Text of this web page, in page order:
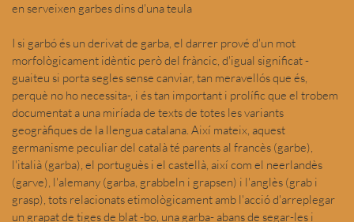
en serveixen garbes dins d'una teula
I si garbó és un derivat de garba, el darrer prové d'un mot
morfològicament idèntic però del fràncic, d'igual significat -
guaiteu si porta segles sense canviar, tan meravellós que és,
perquè no ho necessita-, i és tan important i prolífic que el trobem
documentat a una miríada de texts de totes les variants
geogràfiques de la llengua catalana. Així mateix, aquest
germanisme peculiar del català té parents al francès (garbe),
l'italià (garba), el portuguès i el castellà, així com el neerlandès
(garve), l'alemany (garba, grabbeln i grapsen) i l'anglès (grab i
grasp), tots relacionats etimològicament amb l'acció d'arreplegar
un grapat de tiges de blat -bo, una garba- abans de segar-les i